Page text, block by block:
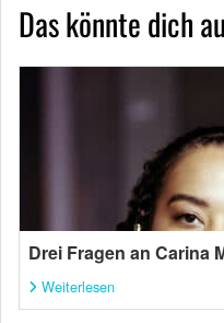
Das könnte dich
Drei Fragen an Carina
Weiterlesen